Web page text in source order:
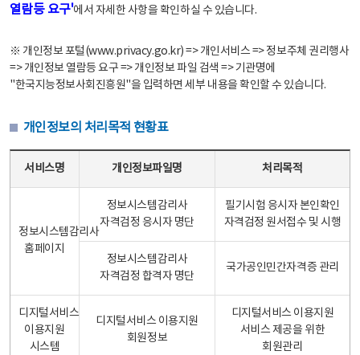
열람등 요구'에서 자세한 사항을 확인하실 수 있습니다.
※ 개인정보 포털(www.privacy.go.kr) => 개인서비스 => 정보주체 권리행사
=> 개인정보 열람등 요구 => 개인정보 파일 검색 => 기관명에
"한국지능정보사회진흥원"을 입력하면 세부 내용을 확인할 수 있습니다.
개인정보의 처리목적 현황표
서비스명 개인정보파일명 처리목적
정보시스템감리사
홈페이지
정보시스템감리사
자격검정 응시자 명단
필기시험 응시자 본인확인
자격검정 원서접수 및 시행
정보시스템감리사
자격검정 합격자 명단
국가공인민간자격증 관리
디지털서비스
이용지원
시스템
디지털서비스 이용지원
회원정보
디지털서비스 이용지원
서비스 제공을 위한
회원관리